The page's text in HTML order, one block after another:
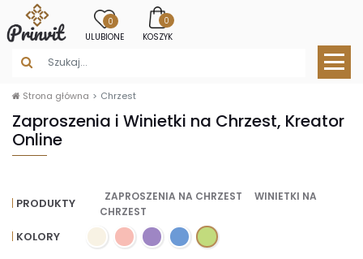
0
ULUBIONE
0
KOSZYK
Strona główna Chrzest
Zaproszenia i Winietki na Chrzest, Kreator
Online
PRODUKTY ZAPROSZENIA NA CHRZEST
WINIETKI NA
CHRZEST
KOLORY